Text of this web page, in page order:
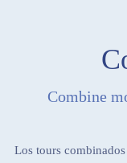
Combine
Los tours